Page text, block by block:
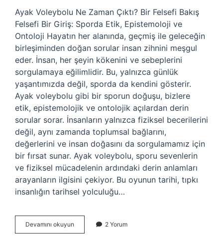
Ayak Voleybolu Ne Zaman Çıktı? Bir Felsefi Bakış
Felsefi Bir Giriş: Sporda Etik, Epistemoloji ve
Ontoloji Hayatın her alanında, geçmiş ile geleceğin
birleşiminden doğan sorular insan zihnini meşgul
eder. İnsan, her şeyin kökenini ve sebeplerini
sorgulamaya eğilimlidir. Bu, yalnızca günlük
yaşantımızda değil, sporda da kendini gösterir.
Ayak voleybolu gibi bir sporun doğuşu, bizlere
etik, epistemolojik ve ontolojik açılardan derin
sorular sorar. İnsanların yalnızca fiziksel becerilerini
değil, aynı zamanda toplumsal bağlarını,
değerlerini ve insan doğasını da sorgulamamız için
bir fırsat sunar. Ayak voleybolu, sporu sevenlerin
ve fiziksel mücadelenin ardındaki derin anlamları
arayanların ilgisini çekiyor. Bu oyunun tarihi, tıpkı
insanlığın tarihsel yolculuğu…
Devamını okuyun
voleybolu
2 Yorum